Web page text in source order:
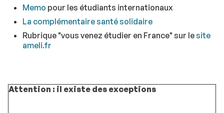
Memo pour les étudiants internationaux
La complémentaire santé solidaire
Rubrique "vous venez étudier en France" sur lesite
ameli.fr
Attention : il existe des exceptions